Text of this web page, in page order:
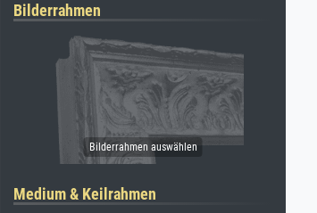
Bilderrahmen
Medium & Keilrahmen